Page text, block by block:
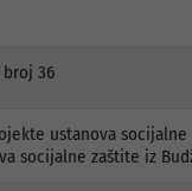
36
ustanova
socijalne zaštite iz